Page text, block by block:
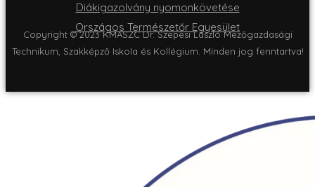
Diákigazolvány nyomonkövetése
Országos Természetőr Egyesület
Copyright © 2023 KMASZC Dr. Szepesi László Mezőgazdasági
Technikum, Szakképző Iskola és Kollégium. Minden jog fenntartva!